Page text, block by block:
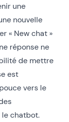
une
nouvelle
« New chat »
réponse ne
de mettre
est
vers le
chatbot.